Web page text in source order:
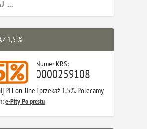
1,5 %
Numer KRS:
0000259108
PIT on-line i przekaż 1,5%. Polecamy
e-Pity Po prostu